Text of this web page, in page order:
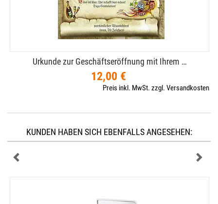
Urkunde zur Geschäftseröffnung mit Ihrem …
12,00 €
Preis inkl. MwSt. zzgl. Versandkosten
KUNDEN HABEN SICH EBENFALLS ANGESEHEN: